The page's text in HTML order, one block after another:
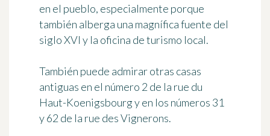
en el pueblo, especialmente porque
también alberga una magnífica fuente del
siglo XVI y la oficina de turismo local.
También puede admirar otras casas
antiguas en el número 2 de la rue du
Haut-Koenigsbourg y en los números 31
y 62 de la rue des Vignerons.